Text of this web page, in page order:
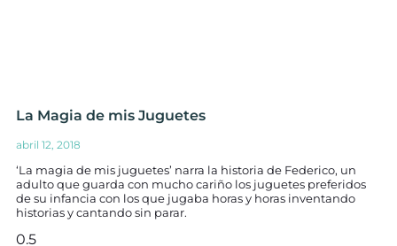
La Magia de mis Juguetes
abril 12, 2018
‘La magia de mis juguetes’ narra la historia de Federico, un
adulto que guarda con mucho cariño los juguetes preferidos
de su infancia con los que jugaba horas y horas inventando
historias y cantando sin parar.